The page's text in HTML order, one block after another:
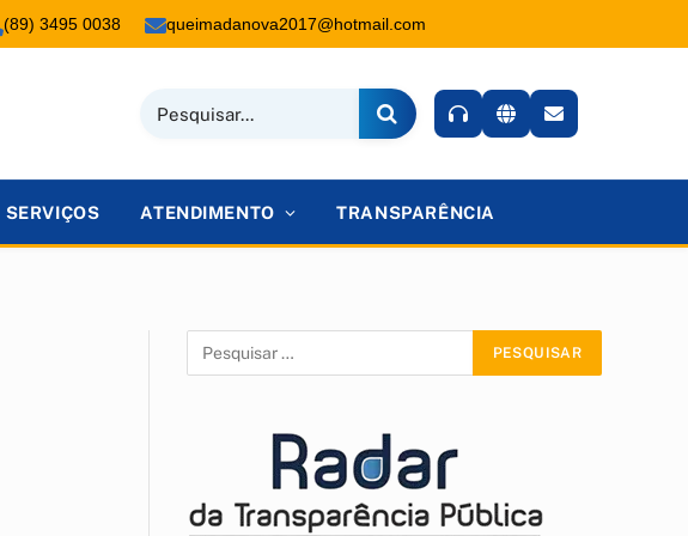
(89) 3495 0038 queimadanova2017@hotmail.com
SERVIÇOS ATENDIMENTO TRANSPARÊNCIA